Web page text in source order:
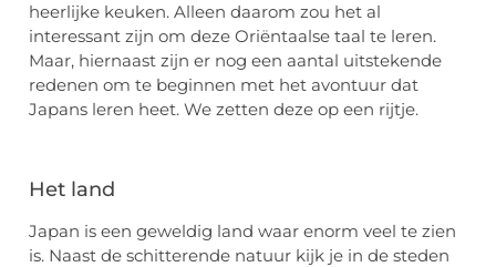
heerlijke keuken. Alleen daarom zou het al
interessant zijn om deze Oriëntaalse taal te leren.
Maar, hiernaast zijn er nog een aantal uitstekende
redenen om te beginnen met het avontuur dat
Japans leren heet. We zetten deze op een rijtje.
Het land
Japan is een geweldig land waar enorm veel te zien
is. Naast de schitterende natuur kijk je in de steden